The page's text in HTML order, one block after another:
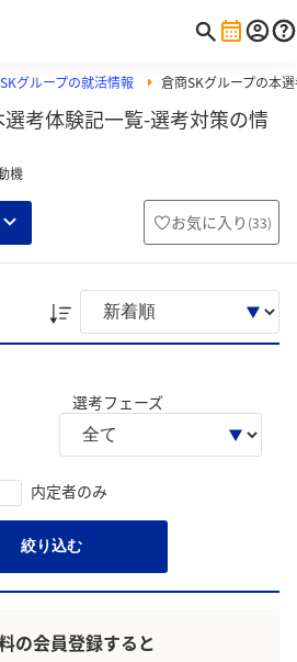
グループの就活情報 倉商SKグループの本
考体験記一覧-選考対策の情
機
お気に入り (33)
選考フェーズ
内定者のみ
絞り込む
の会員登録すると